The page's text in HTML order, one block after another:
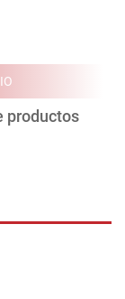
productos